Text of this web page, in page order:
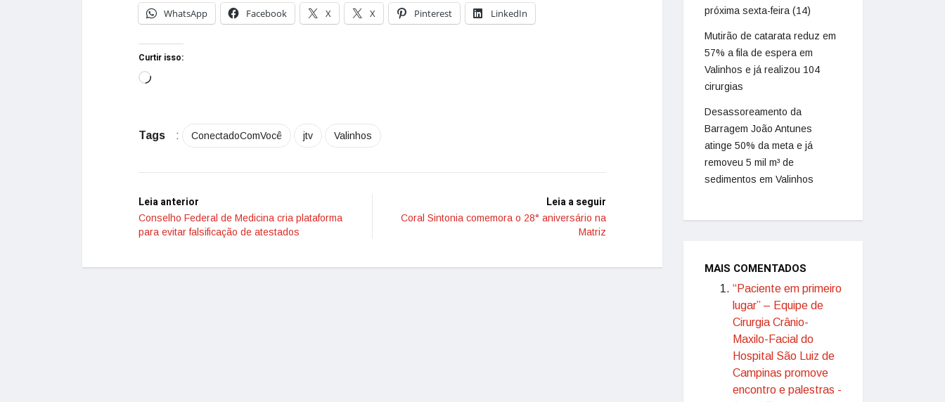
WhatsApp
Facebook X X Pinterest LinkedIn
Curtir isso:
Tags : ConectadoComVocê jtv Valinhos
Leia anterior
Conselho Federal de Medicina cria plataforma
para evitar falsificação de atestados
Leia a seguir
Coral Sintonia comemora o 28° aniversário na
Matriz
próxima sexta-feira (14)
Mutirão de catarata reduz em
57% a fila de espera em
Valinhos e já realizou 104
cirurgias
Desassoreamento da
Barragem João Antunes
atinge 50% da meta e já
removeu 5 mil m³ de
sedimentos em Valinhos
MAIS COMENTADOS
“Paciente em primeiro
lugar” – Equipe de
Cirurgia Crânio-
Maxilo-Facial do
Hospital São Luiz de
Campinas promove
encontro e palestras -